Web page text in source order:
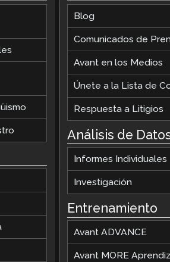
Blog
Comunicados de
Avant en los Medios
Únete a la Lista de
Respuesta a Litigios
Análisis de
Informes Individuales
Investigación
Entrenamiento
Avant ADVANCE
Avant MORE